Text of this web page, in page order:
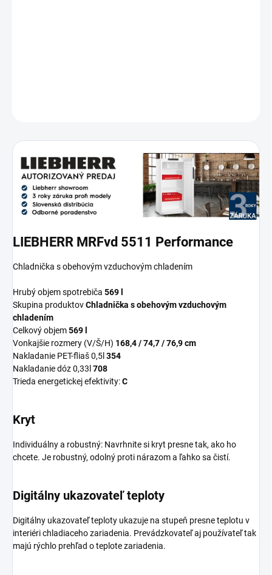
LIEBHERR MRFvd 5511 Performance
Chladnička s obehovým vzduchovým chladením
Hrubý objem spotrebiča 569 l
Skupina produktovChladnička s obehovým vzduchovým
chladením
Celkový objem569 l
Vonkajšie rozmery (V/Š/H) 168,4 / 74,7 / 76,9 cm
Nakladanie PET-fliaš 0,5l 354
Nakladanie dóz 0,33l 708
Trieda energetickej efektivity:C
Kryt
Individuálny a robustný: Navrhnite si kryt presne tak, ako ho
chcete. Je robustný, odolný proti nárazom a ľahko sa čistí.
Digitálny ukazovateľ teploty
Digitálny ukazovateľ teploty ukazuje na stupeň presne teplotu v
interiéri chladiaceho zariadenia. Prevádzkovateľ aj používateľ tak
majú rýchlo prehľad o teplote zariadenia.